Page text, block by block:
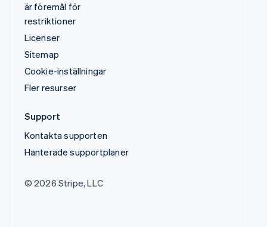
är föremål för
restriktioner
Licenser
Sitemap
Cookie-inställningar
Fler resurser
Support
Kontakta supporten
Hanterade supportplaner
© 2026 Stripe, LLC